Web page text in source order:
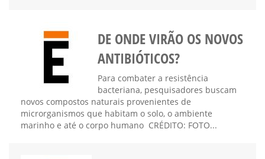
DE ONDE VIRÃO OS NOVOS
ANTIBIÓTICOS?
Para combater a resistência
bacteriana, pesquisadores buscam
novos compostos naturais provenientes de
microrganismos que habitam o solo, o ambiente
marinho e até o corpo humano​ CRÉDITO: FOTO...